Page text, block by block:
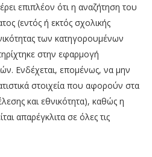
επιπλέον ότι η αναζήτηση του
(εντός ή εκτός σχολικής
των κατηγορουμένων
στην εφαρμογή
Ενδέχεται, επομένως, να μην
στοιχεία που αφορούν στα
και εθνικότητα), καθώς η
απαρέγκλιτα σε όλες τις